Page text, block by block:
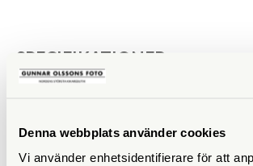
Denna webbplats använder cookies
Vi använder enhetsidentifierare för att
SPECIFIKATIONER
Frontlinsdiameter (mm) 40